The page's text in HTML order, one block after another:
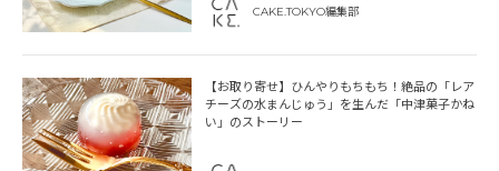
CAKE.TOKYO編集部
【お取り寄せ】ひんやりもちもち！絶品の「レア
チーズの水まんじゅう」を生んだ「中津菓子かね
い」のストーリー